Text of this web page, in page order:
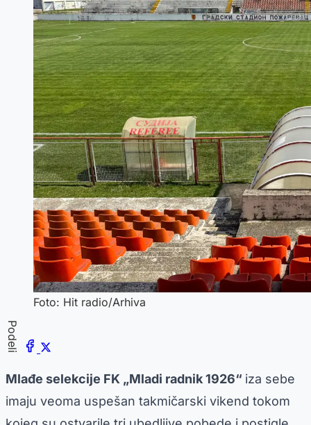
Foto: Hit radio/Arhiva
Podeli
Mlađe selekcije FK „Mladi radnik 1926“ iza sebe
imaju veoma uspešan takmičarski vikend tokom